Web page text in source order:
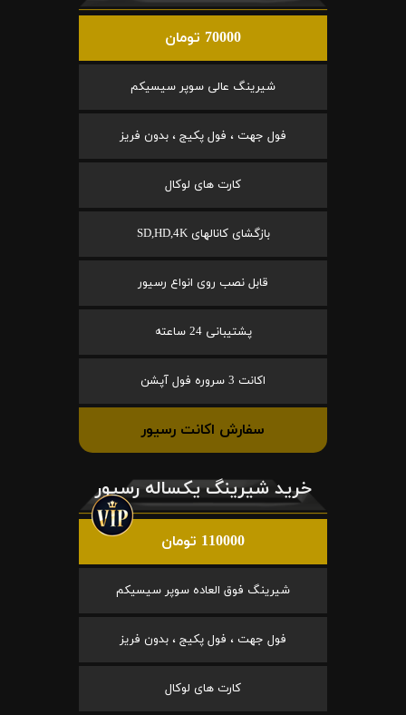
70000 تومان
شیرینگ عالی سوپر سیسیکم
فول جهت ، فول پکیج ، بدون فریز
کارت های لوکال
بازگشای کانالهای SD,HD,4K
قابل نصب روی انواع رسیور
پشتیبانی 24 ساعته
اکانت 3 سروره فول آپشن
سفارش اکانت رسیور
خرید شیرینگ یکساله رسیور
110000 تومان
شیرینگ فوق العاده سوپر سیسیکم
فول جهت ، فول پکیج ، بدون فریز
کارت های لوکال